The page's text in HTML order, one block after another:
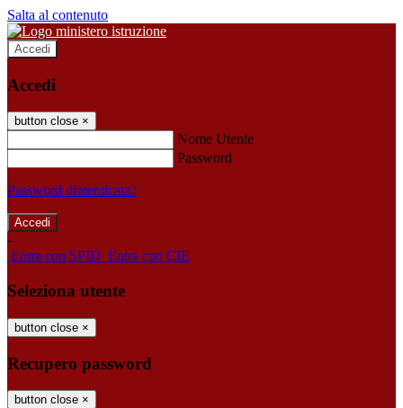
Salta al contenuto
Accedi
Accedi
button close ×
Nome Utente
Password
Password dimenticata?
-
Entra con SPID Entra con CIE
Seleziona utente
button close ×
Recupero password
button close ×